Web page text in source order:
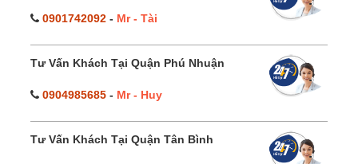
0901742092 - Mr - Tài
Tư Vấn Khách Tại Quận Phú Nhuận
0904985685 - Mr - Huy
Tư Vấn Khách Tại Quận Tân Bình